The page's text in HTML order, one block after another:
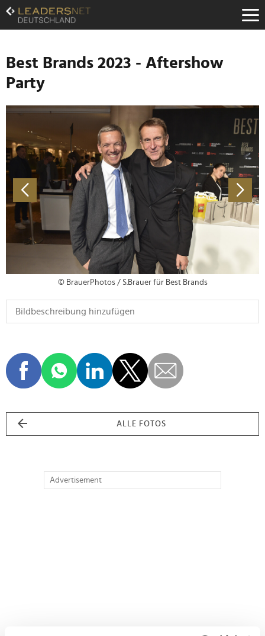
Zum
Inhalt
Zur
Navigation
Zur
Hauptnavigation
Best Brands 2023 - Aftershow
Party
© BrauerPhotos / S.Brauer für Best Brands
ALLE FOTOS
Advertisement